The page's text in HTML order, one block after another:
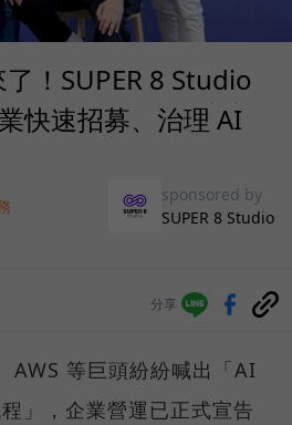
！SUPER 8 Studio
快速招募、治理 AI
sponsored by
SUPER 8 Studio
分享
AWS 等巨頭紛紛喊出「AI
」，企業營運已正式宣告